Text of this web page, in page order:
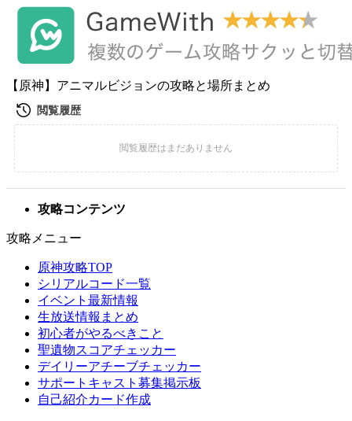
【原神】アニマルビジョンの攻略と場所まとめ
攻略コンテンツ
攻略メニュー
原神攻略TOP
シリアルコード一覧
イベント最新情報
生放送情報まとめ
初心者がやるべきこと
聖遺物スコアチェッカー
デイリーアチーブチェッカー
サポートキャスト募集掲示板
自己紹介カード作成